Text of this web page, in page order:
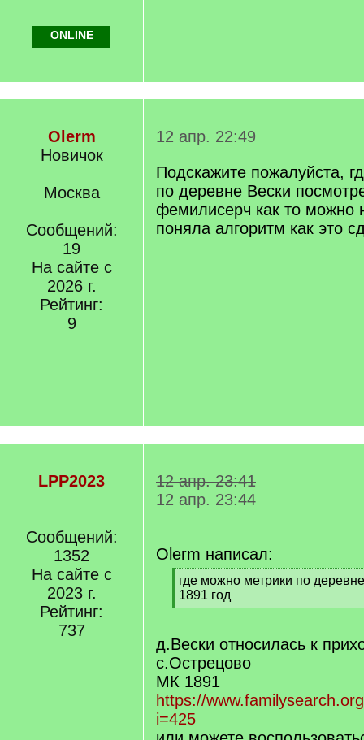
ONLINE
Olerm
Новичок
Москва
Сообщений:
19
На сайте с
2026 г.
Рейтинг:
9
12 апр. 22:49
Подскажите пожалуйста,
по деревне Вески
фемилисерч как то можно
поняла алгоритм как это
LPP2023
Сообщений:
1352
На сайте с
2023 г.
Рейтинг:
737
12 апр. 23:41
12 апр. 23:44
Olerm написал:
[
q
]
где можно метрики по
1891 год
[
q
]
д.Вески относилась к
с.Острецово
МК 1891
https://
i=425